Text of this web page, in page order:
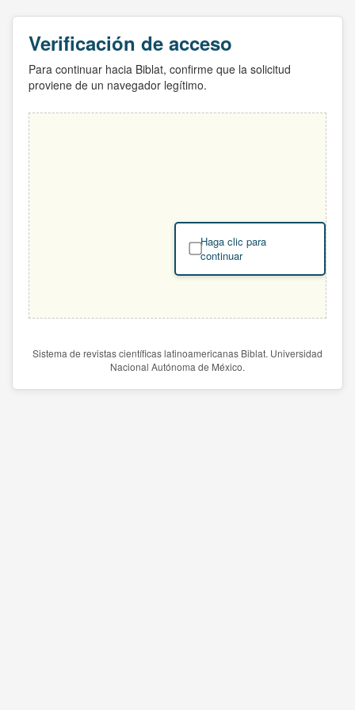
Verificación de acceso
Para continuar hacia Biblat, confirme que la solicitud
proviene de un navegador legítimo.
Haga clic para
continuar
Sistema de revistas científicas latinoamericanas Biblat. Universidad
Nacional Autónoma de México.